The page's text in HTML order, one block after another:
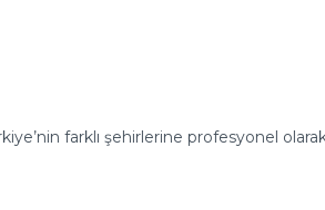
farklı şehirlerine profesyonel